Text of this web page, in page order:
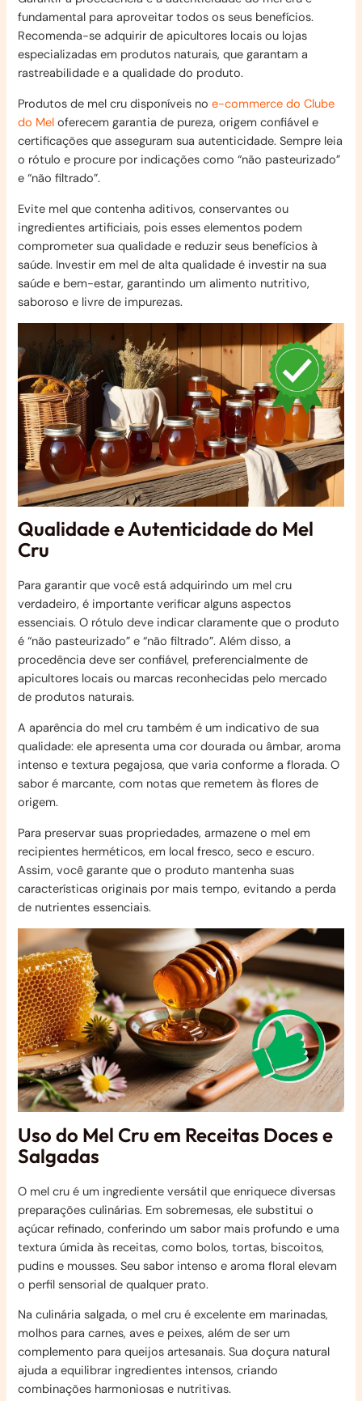
fundamental para aproveitar todos os seus benefícios.
Recomenda-se adquirir de apicultores locais ou lojas
especializadas em produtos naturais, que garantam a
rastreabilidade e a qualidade do produto.
Produtos de mel cru disponíveis noe-commerce do Clube
do Mel oferecem garantia de pureza, origem confiável e
certificações que asseguram sua autenticidade. Sempre leia
o rótulo e procure por indicações como “não pasteurizado”
e “não filtrado”.
Evite mel que contenha aditivos, conservantes ou
ingredientes artificiais, pois esses elementos podem
comprometer sua qualidade e reduzir seus benefícios à
saúde. Investir em mel de alta qualidade é investir na sua
saúde e bem-estar, garantindo um alimento nutritivo,
saboroso e livre de impurezas.
Qualidade e Autenticidade do Mel
Cru
Para garantir que você está adquirindo um mel cru
verdadeiro, é importante verificar alguns aspectos
essenciais. O rótulo deve indicar claramente que o produto
é “não pasteurizado” e “não filtrado”. Além disso, a
procedência deve ser confiável, preferencialmente de
apicultores locais ou marcas reconhecidas pelo mercado
de produtos naturais.
A aparência do mel cru também é um indicativo de sua
qualidade: ele apresenta uma cor dourada ou âmbar, aroma
intenso e textura pegajosa, que varia conforme a florada. O
sabor é marcante, com notas que remetem às flores de
origem.
Para preservar suas propriedades, armazene o mel em
recipientes herméticos, em local fresco, seco e escuro.
Assim, você garante que o produto mantenha suas
características originais por mais tempo, evitando a perda
de nutrientes essenciais.
Uso do Mel Cru em Receitas Doces e
Salgadas
O mel cru é um ingrediente versátil que enriquece diversas
preparações culinárias. Em sobremesas, ele substitui o
açúcar refinado, conferindo um sabor mais profundo e uma
textura úmida às receitas, como bolos, tortas, biscoitos,
pudins e mousses. Seu sabor intenso e aroma floral elevam
o perfil sensorial de qualquer prato.
Na culinária salgada, o mel cru é excelente em marinadas,
molhos para carnes, aves e peixes, além de ser um
complemento para queijos artesanais. Sua doçura natural
ajuda a equilibrar ingredientes intensos, criando
combinações harmoniosas e nutritivas.